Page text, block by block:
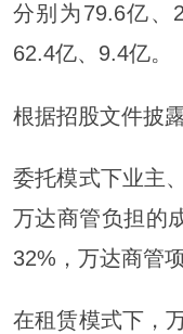
分别为79.6亿、
62.4亿、9.4亿。
根据招股文件披
委托模式下业主
万达商管负担的
32%，万达商管
在租赁模式下，